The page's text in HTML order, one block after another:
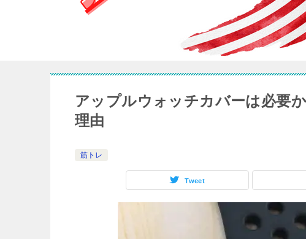
アップルウォッチカバーは必要
理由
筋トレ
Tweet